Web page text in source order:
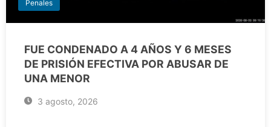
Penales
FUE CONDENADO A 4 AÑOS Y 6 MESES
DE PRISIÓN EFECTIVA POR ABUSAR DE
UNA MENOR
3 agosto, 2026